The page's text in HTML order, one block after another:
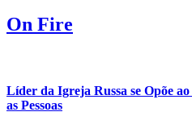
On Fire
Líder da Igreja Russa se Opõe
as Pessoas